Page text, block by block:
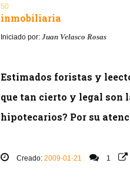
50
inmobiliaria
Iniciado por: Juan Velasco Rosas
Estimados foristas y
que tan cierto y legal son
hipotecarios? Por su
Creado: 2009-01-21 1